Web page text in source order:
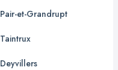
Pair-et-Grandrupt
Taintrux
Deyvillers